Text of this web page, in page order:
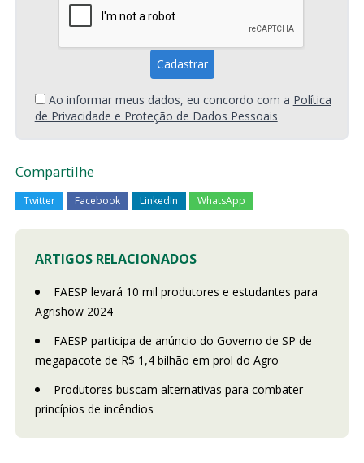
Ao informar meus dados, eu concordo com a Política
de Privacidade e Proteção de Dados Pessoais
Compartilhe
Twitter Facebook LinkedIn WhatsApp
ARTIGOS RELACIONADOS
FAESP levará 10 mil produtores e estudantes para
Agrishow 2024
FAESP participa de anúncio do Governo de SP de
megapacote de R$ 1,4 bilhão em prol do Agro
Produtores buscam alternativas para combater
princípios de incêndios